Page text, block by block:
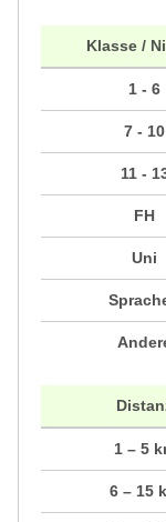
Klasse /
1 - 6
7 - 10
11 -
FH
Uni
1 – 5
6 – 15